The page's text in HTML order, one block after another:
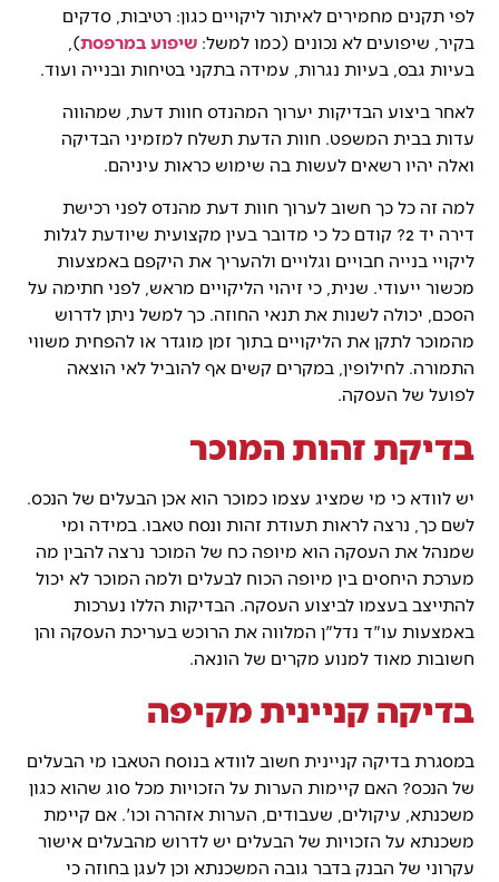
לפי תקנים מחמירים לאיתור ליקויים כגון: רטיבות, סדקים
בקיר, שיפועים לא נכונים (כמו למשל: שיפוע במרפסת),
בעיות גבס, בעיות נגרות, עמידה בתקני בטיחות ובנייה ועוד.
לאחר ביצוע הבדיקות יערוך המהנדס חוות דעת, שמהווה
עדות בבית המשפט. חוות הדעת תשלח למזמיני הבדיקה
ואלה יהיו רשאים לעשות בה שימוש כראות עיניהם.
למה זה כל כך חשוב לערוך חוות דעת מהנדס לפני רכישת
דירה יד 2? קודם כל כי מדובר בעין מקצועית שיודעת לגלות
ליקויי בנייה חבויים וגלויים ולהעריך את היקפם באמצעות
מכשור ייעודי. שנית, כי זיהוי הליקויים מראש, לפני חתימה על
הסכם, יכולה לשנות את תנאי החוזה. כך למשל ניתן לדרוש
מהמוכר לתקן את הליקויים בתוך זמן מוגדר או להפחית משווי
התמורה. לחילופין, במקרים קשים אף להוביל לאי הוצאה
לפועל של העסקה.
בדיקת זהות המוכר
יש לוודא כי מי שמציג עצמו כמוכר הוא אכן הבעלים של הנכס.
לשם כך, נרצה לראות תעודת זהות ונסח טאבו. במידה ומי
שמנהל את העסקה הוא מיופה כח של המוכר נרצה להבין מה
מערכת היחסים בין מיופה הכוח לבעלים ולמה המוכר לא יכול
להתייצב בעצמו לביצוע העסקה. הבדיקות הללו נערכות
באמצעות עו"ד נדל"ן המלווה את הרוכש בעריכת העסקה והן
חשובות מאוד למנוע מקרים של הונאה.
בדיקה קניינית מקיפה
במסגרת בדיקה קניינית חשוב לוודא בנוסח הטאבו מי הבעלים
של הנכס? האם קיימות הערות על הזכויות מכל סוג שהוא כגון
משכנתא, עיקולים, שעבודים, הערות אזהרה וכו'. אם קיימת
משכנתא על הזכויות של הבעלים יש לדרוש מהבעלים אישור
עקרוני של הבנק בדבר גובה המשכנתא וכן לעגן בחוזה כי